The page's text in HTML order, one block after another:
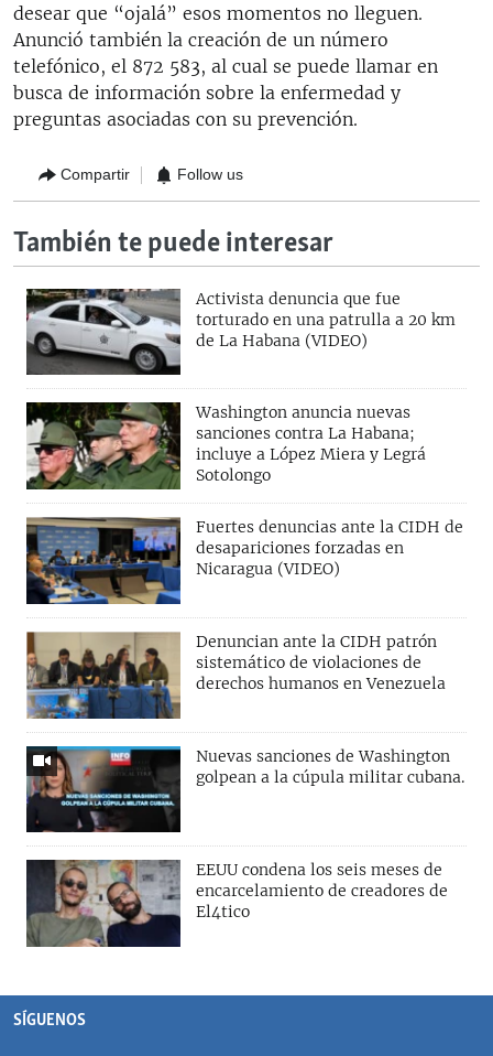
desear que “ojalá” esos momentos no lleguen.
Anunció también la creación de un número
telefónico, el 872 583, al cual se puede llamar en
busca de información sobre la enfermedad y
preguntas asociadas con su prevención.
Compartir Follow us
También te puede interesar
Activista denuncia que fue
torturado en una patrulla a 20 km
de La Habana (VIDEO)
Washington anuncia nuevas
sanciones contra La Habana;
incluye a López Miera y Legrá
Sotolongo
Fuertes denuncias ante la CIDH de
desapariciones forzadas en
Nicaragua (VIDEO)
Denuncian ante la CIDH patrón
sistemático de violaciones de
derechos humanos en Venezuela
Nuevas sanciones de Washington
golpean a la cúpula militar cubana.
EEUU condena los seis meses de
encarcelamiento de creadores de
El4tico
SÍGUENOS